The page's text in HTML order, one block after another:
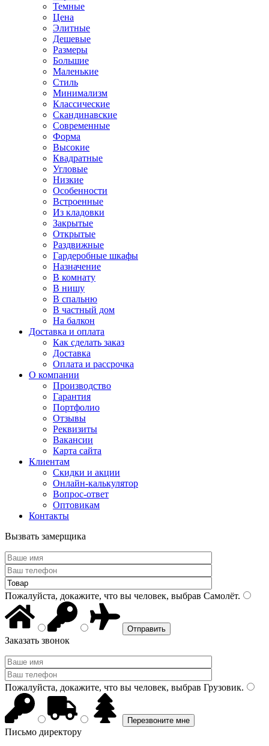
Темные
Цена
Элитные
Дешевые
Размеры
Большие
Маленькие
Стиль
Минимализм
Классические
Скандинавские
Современные
Форма
Высокие
Квадратные
Угловые
Низкие
Особенности
Встроенные
Из кладовки
Закрытые
Открытые
Раздвижные
Гардеробные шкафы
Назначение
В комнату
В нишу
В спальню
В частный дом
На балкон
Доставка и оплата
Как сделать заказ
Доставка
Оплата и рассрочка
О компании
Производство
Гарантия
Портфолио
Отзывы
Реквизиты
Вакансии
Карта сайта
Клиентам
Скидки и акции
Онлайн-калькулятор
Вопрос-ответ
Оптовикам
Контакты
Вызвать замерщика
Пожалуйста, докажите, что вы человек, выбрав Самолёт.
Заказать звонок
Пожалуйста, докажите, что вы человек, выбрав Грузовик.
Письмо директору